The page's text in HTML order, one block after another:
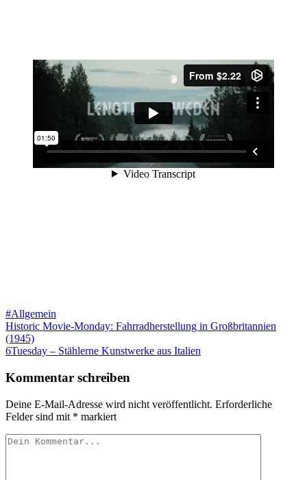
#Allgemein
Beitragsnavigation
Historic Movie-Monday: Fahrradherstellung in Großbritannien
(1945)
6Tuesday – Stählerne Kunstwerke aus Italien
Kommentar schreiben
Deine E-Mail-Adresse wird nicht veröffentlicht. Erforderliche
Felder sind mit * markiert